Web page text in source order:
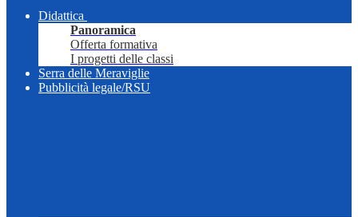
Didattica
Panoramica
Offerta formativa
I progetti delle classi
Serra delle Meraviglie
Pubblicità legale/RSU